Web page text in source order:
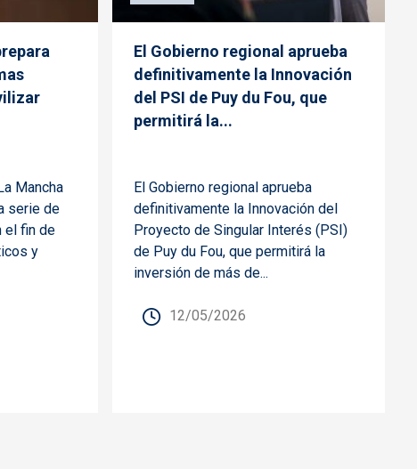
Mancha
serie de
el fin de
y
El Gobierno regional aprueba
definitivamente la Innovación
del PSI de Puy du Fou, que
permitirá la...
El Gobierno regional aprueba
definitivamente la Innovación del
Proyecto de Singular Interés (PSI)
de Puy du Fou, que permitirá la
inversión de más de...
12/05/2026